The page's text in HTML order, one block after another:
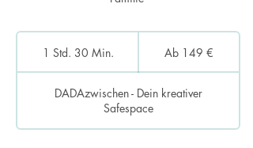
1 Std. 30 Min.
d
3
0
Ab 149 €
DADAzwischen - Dein kreativer
Safespace